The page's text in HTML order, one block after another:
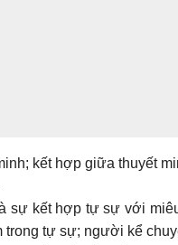
kết hợp giữa thuyết
sự kết hợp tự sự với
trong tự sự; người kể